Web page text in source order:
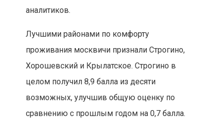
аналитиков.
Лучшими районами по комфорту
проживания москвичи признали Строгино,
Хорошевский и Крылатское. Строгино в
целом получил 8,9 балла из десяти
возможных, улучшив общую оценку по
сравнению с прошлым годом на 0,7 балла.